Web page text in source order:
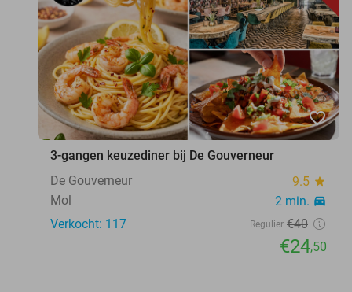
favorite_border
3-gangen keuzediner bij De Gouverneur
De Gouverneur
9.5 star
Mol 2 min. directions_car
Verkocht: 117 Regulier €40
€24,50